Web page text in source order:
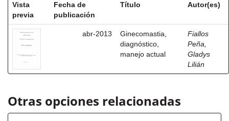
Vista
previa
Fecha de
publicación
Título Autor(es)
abr-2013
Ginecomastia,
diagnóstico,
manejo actual
Fiallos
Peña,
Gladys
Lilián
Otras opciones relacionadas